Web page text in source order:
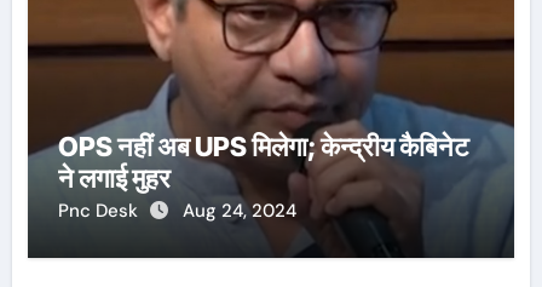
OPS नहीं अब UPS मिलेगा; केन्द्रीय कैबिनेट
ने लगाई मुहर
Pnc Desk Aug 24, 2024